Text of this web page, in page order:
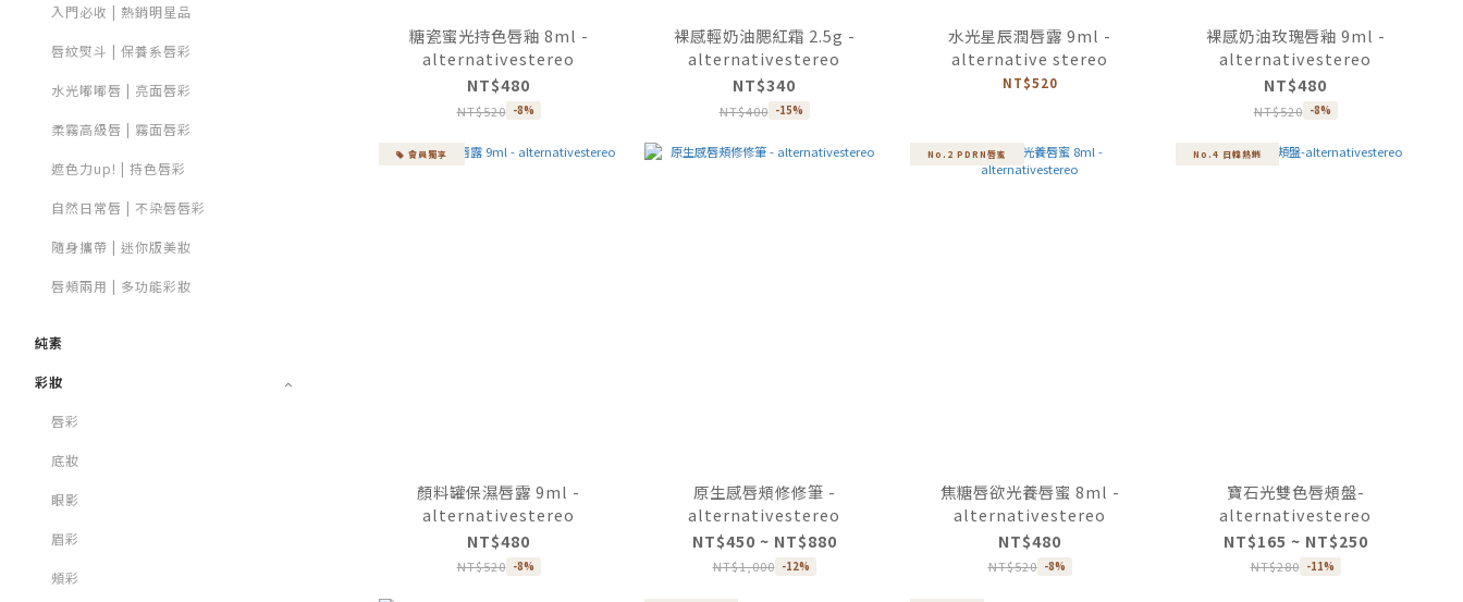
入門必收 | 熱銷明星品
唇紋熨斗 | 保養系唇彩
水光嘟嘟唇 | 亮面唇彩
柔霧高級唇 | 霧面唇彩
遮色力up! | 持色唇彩
自然日常唇 | 不染唇唇彩
隨身攜帶 | 迷你版美妝
唇頰兩用 | 多功能彩妝
純素
彩妝
唇彩
底妝
眼影
眉彩
頰彩
糖瓷蜜光持色唇釉 8ml -
alternativestereo
NT$480
NT$520 -8%
裸感輕奶油腮紅霜 2.5g -
alternativestereo
NT$340
NT$400 -15%
水光星辰潤唇露 9ml -
alternative stereo
NT$520
裸感奶油玫瑰唇釉 9ml -
alternativestereo
NT$480
NT$520 -8%
會員獨享
顏料罐保濕唇露 9ml -
alternativestereo
NT$480
NT$520 -8%
原生感唇頰修修筆 -
alternativestereo
NT$450 ~ NT$880
NT$1,000 -12%
No.2 PDRN唇蜜
焦糖唇欲光養唇蜜 8ml -
alternativestereo
NT$480
NT$520 -8%
No.4 日韓熱銷
寶石光雙色唇頰盤-
alternativestereo
NT$165 ~ NT$250
NT$280 -11%